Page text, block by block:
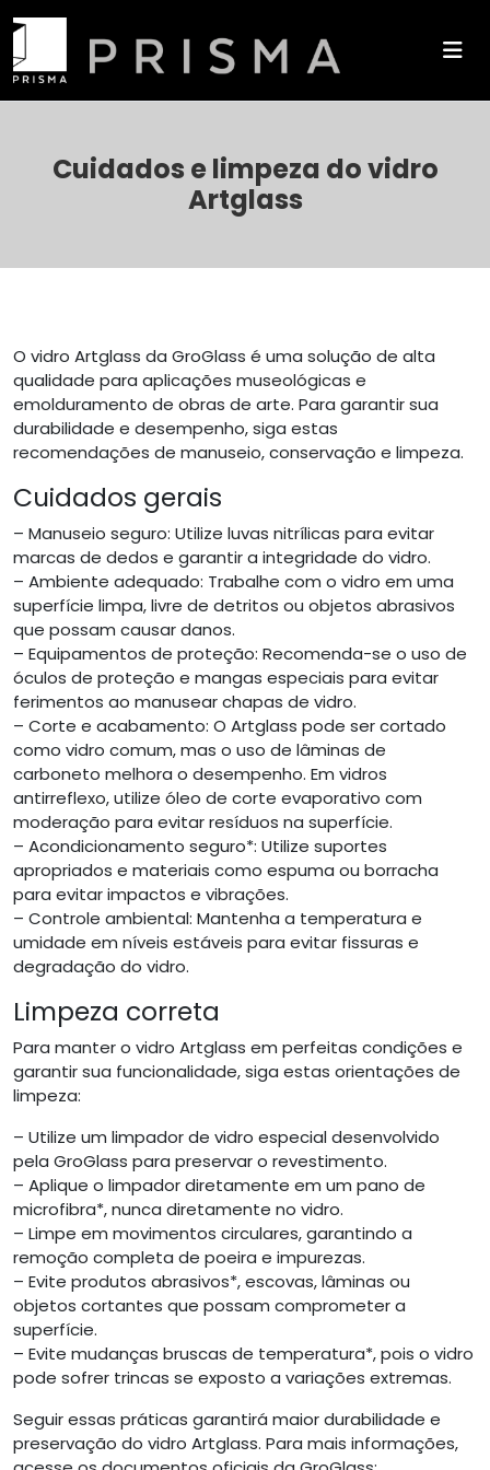
Cuidados e limpeza do vidro
Artglass
O vidro Artglass da GroGlass é uma solução de alta
qualidade para aplicações museológicas e
emolduramento de obras de arte. Para garantir sua
durabilidade e desempenho, siga estas
recomendações de manuseio, conservação e limpeza.
Cuidados gerais
– Manuseio seguro: Utilize luvas nitrílicas para evitar
marcas de dedos e garantir a integridade do vidro.
– Ambiente adequado: Trabalhe com o vidro em uma
superfície limpa, livre de detritos ou objetos abrasivos
que possam causar danos.
– Equipamentos de proteção: Recomenda-se o uso de
óculos de proteção e mangas especiais para evitar
ferimentos ao manusear chapas de vidro.
– Corte e acabamento: O Artglass pode ser cortado
como vidro comum, mas o uso de lâminas de
carboneto melhora o desempenho. Em vidros
antirreflexo, utilize óleo de corte evaporativo com
moderação para evitar resíduos na superfície.
– Acondicionamento seguro*: Utilize suportes
apropriados e materiais como espuma ou borracha
para evitar impactos e vibrações.
– Controle ambiental: Mantenha a temperatura e
umidade em níveis estáveis para evitar fissuras e
degradação do vidro.
Limpeza correta
Para manter o vidro Artglass em perfeitas condições e
garantir sua funcionalidade, siga estas orientações de
limpeza:
– Utilize um limpador de vidro especial desenvolvido
pela GroGlass para preservar o revestimento.
– Aplique o limpador diretamente em um pano de
microfibra*, nunca diretamente no vidro.
– Limpe em movimentos circulares, garantindo a
remoção completa de poeira e impurezas.
– Evite produtos abrasivos*, escovas, lâminas ou
objetos cortantes que possam comprometer a
superfície.
– Evite mudanças bruscas de temperatura*, pois o vidro
pode sofrer trincas se exposto a variações extremas.
Seguir essas práticas garantirá maior durabilidade e
preservação do vidro Artglass. Para mais informações,